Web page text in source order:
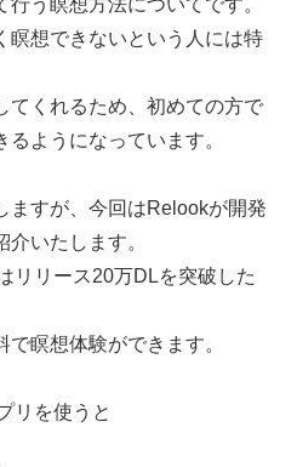
瞑想できないという人には特
てくれるため、初めての方で
ようになっています。
ますが、今回はRelookが開発
いたします。
リリース20万DLを突破した
瞑想体験ができます。
リを使うと